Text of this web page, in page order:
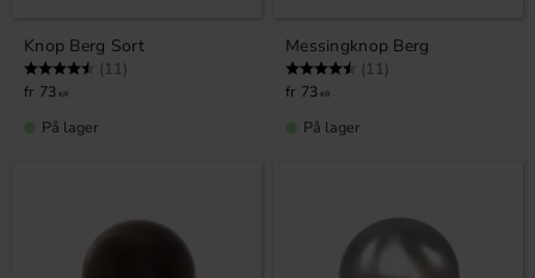
Knop Berg Sort
Vurdering: (11)
73 KR
På lager
Messingknop Berg
Vurdering: (11)
73 KR
På lager